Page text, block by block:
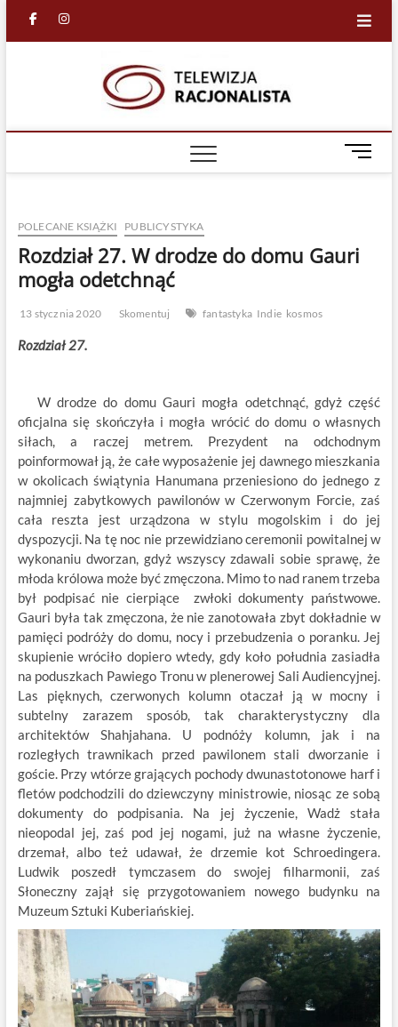
facebook
in
M
e
u
t
POLECANE KSIĄŻKI PUBLICYSTYKA
Rozdział 27. W drodze do domu Gauri
mogła odetchnąć
13 stycznia 2020 Skomentuj fantastyka Indie kosmos
Rozdział 27.
W drodze do domu Gauri mogła odetchnąć, gdyż część
oficjalna się skończyła i mogła wrócić do domu o własnych
siłach, a raczej metrem. Prezydent na odchodnym
poinformował ją, że całe wyposażenie jej dawnego mieszkania
w okolicach świątynia Hanumana przeniesiono do jednego z
najmniej zabytkowych pawilonów w Czerwonym Forcie, zaś
cała reszta jest urządzona w stylu mogolskim i do jej
dyspozycji. Na tę noc nie przewidziano ceremonii powitalnej w
wykonaniu dworzan, gdyż wszyscy zdawali sobie sprawę, że
młoda królowa może być zmęczona. Mimo to nad ranem trzeba
był podpisać nie cierpiące zwłoki dokumenty państwowe.
Gauri była tak zmęczona, że nie zanotowała zbyt dokładnie w
pamięci podróży do domu, nocy i przebudzenia o poranku. Jej
skupienie wróciło dopiero wtedy, gdy koło południa zasiadła
na poduszkach Pawiego Tronu w plenerowej Sali Audiencyjnej.
Las pięknych, czerwonych kolumn otaczał ją w mocny i
subtelny zarazem sposób, tak charakterystyczny dla
architektów Shahjahana. U podnóży kolumn, jak i na
rozległych trawnikach przed pawilonem stali dworzanie i
goście. Przy wtórze grających pochody dwunastotonowe harf i
fletów podchodzili do dziewczyny ministrowie, niosąc ze sobą
dokumenty do podpisania. Na jej życzenie, Wadż stała
nieopodal jej, zaś pod jej nogami, już na własne życzenie,
drzemał, albo też udawał, że drzemie kot Schroedingera.
Ludwik poszedł tymczasem do swojej filharmonii, zaś
Słoneczny zajął się przygotowaniem nowego budynku na
Muzeum Sztuki Kuberiańskiej.